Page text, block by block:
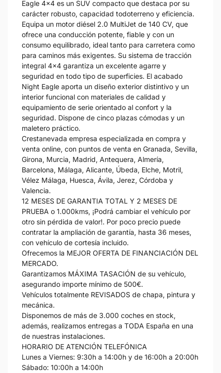
Eagle 4x4 es un SUV compacto que destaca por su
carácter robusto, capacidad todoterreno y eficiencia.
Equipa un motor diésel 2.0 MultiJet de 140 CV, que
ofrece una conducción potente, fiable y con un
consumo equilibrado, ideal tanto para carretera como
para caminos más exigentes. Su sistema de tracción
integral 4x4 garantiza un excelente agarre y
seguridad en todo tipo de superficies. El acabado
Night Eagle aporta un diseño exterior distintivo y un
interior funcional con materiales de calidad y
equipamiento de serie orientado al confort y la
seguridad. Dispone de cinco plazas cómodas y un
maletero práctico.
Crestanevada empresa especializada en compra y
venta online, con puntos de venta en Granada, Sevilla,
Girona, Murcia, Madrid, Antequera, Almería,
Barcelona, Málaga, Alicante, Úbeda, Elche, Motril,
Vélez Málaga, Huesca, Ávila, Jerez, Córdoba y
Valencia.
12 MESES DE GARANTIA TOTAL Y 2 MESES DE
PRUEBA o 1.000kms, ¡Podrá cambiar el vehículo por
otro sin pérdida de valor!. Por poco precio puede
contratar la ampliación de garantía, hasta 36 meses,
con vehículo de cortesía incluido.
Ofrecemos la MEJOR OFERTA DE FINANCIACIÓN DEL
MERCADO.
Garantizamos MÁXIMA TASACIÓN de su vehículo,
asegurando importe mínimo de 500€.
Vehículos totalmente REVISADOS de chapa, pintura y
mecánica.
Disponemos de más de 3.000 coches en stock,
además, realizamos entregas a TODA España en una
de nuestras instalaciones.
HORARIO DE ATENCIÓN TELEFÓNICA
Lunes a Viernes: 9:30h a 14:00h y de 16:00h a 20:00h
Sábado: 10:00h a 14:00h